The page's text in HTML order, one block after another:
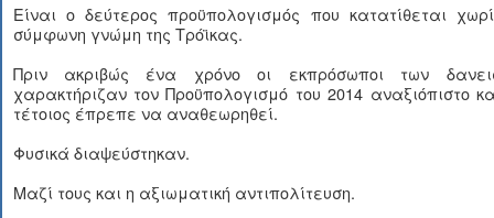
Είναι ο δεύτερος προϋπολογισμός που κατατίθεται
σύμφωνη γνώμη της Τρόϊκας.
Πριν ακριβώς ένα χρόνο οι εκπρόσωποι των
χαρακτήριζαν τον Προϋπολογισμό του 2014 αναξιόπιστο
τέτοιος έπρεπε να αναθεωρηθεί.
Φυσικά διαψεύστηκαν.
Μαζί τους και η αξιωματική αντιπολίτευση.